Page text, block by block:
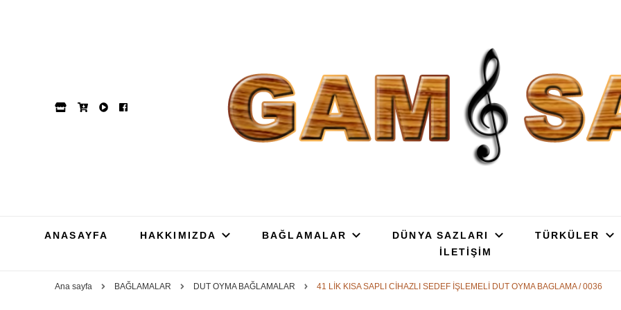
ANASAYFA HAKKIMIZDA BAĞLAMALAR DÜNYA SAZLARI TÜRKÜLER
İLETİŞİM
Ana sayfa BAĞLAMALAR DUT OYMA BAĞLAMALAR 41 LİK KISA SAPLI CİHAZLI SEDEF İŞLEMELİ DUT OYMA BAGLAMA / 0036